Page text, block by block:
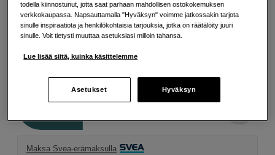
32TB 16TB
Maksa Svea-erämaksulla
todella kiinnostunut, jotta saat parhaan mahdollisen ostokokemuksen
verkkokaupassa. Napsauttamalla "Hyväksyn" voimme jatkossakin tarjota
sinulle inspiraatiota ja henkilökohtaisia tarjouksia, jotka on räätälöity juuri
sinulle. Voit tietysti muuttaa asetuksiasi milloin tahansa.
Lue lisää siitä, kuinka käsittelemme
Asetukset Hyväksyn